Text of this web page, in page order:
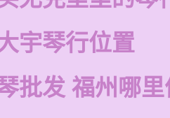
宇琴行位置
批发 福州哪